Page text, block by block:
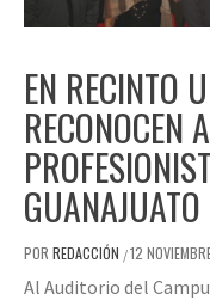
EN RECINTO
RECONOCEN
GUANAJUATO
POR REDACCIÓN /12
Al Auditorio del